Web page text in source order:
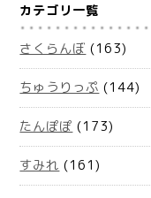
カテゴリ一覧
さくらんぼ (163)
ちゅうりっぷ (144)
たんぽぽ (173)
すみれ (161)